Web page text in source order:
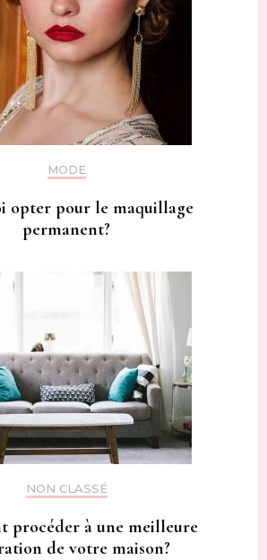
MODE
opter pour le maquillage
permanent?
NON CLASSÉ
procéder à une meilleure
de votre maison?